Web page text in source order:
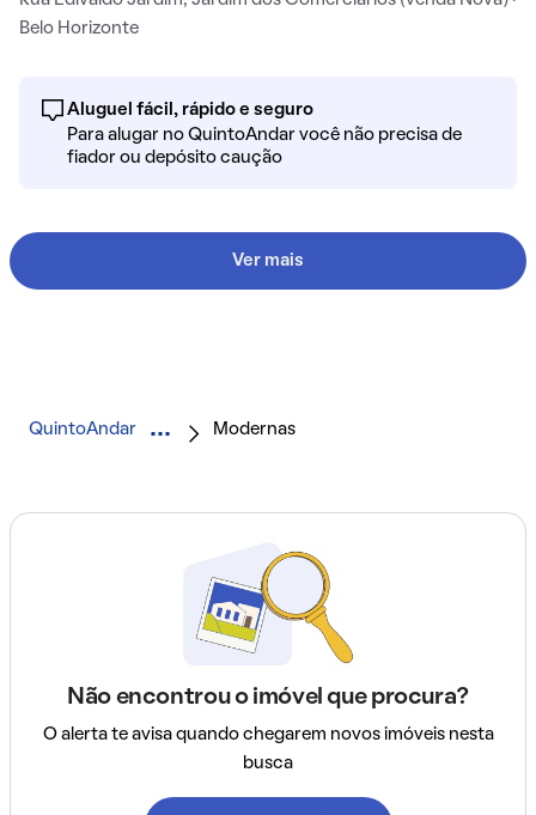
Belo Horizonte
Aluguel fácil, rápido e seguro
Para alugar no QuintoAndar você não precisa de
fiador ou depósito caução
Ver mais
QuintoAndar Modernas
Não encontrou o imóvel que procura?
O alerta te avisa quando chegarem novos imóveis nesta
busca